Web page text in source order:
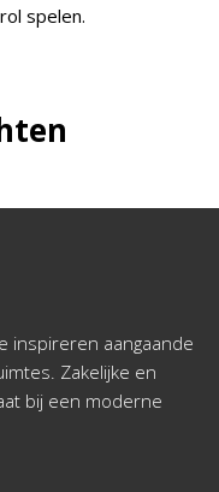
spelen.
inspireren aangaande
Zakelijke en
bij een moderne